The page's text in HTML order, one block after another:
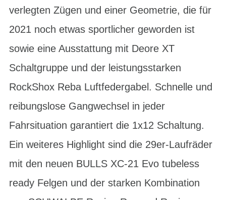
verlegten Zügen und einer Geometrie, die für
2021 noch etwas sportlicher geworden ist
sowie eine Ausstattung mit Deore XT
Schaltgruppe und der leistungsstarken
RockShox Reba Luftfedergabel. Schnelle und
reibungslose Gangwechsel in jeder
Fahrsituation garantiert die 1x12 Schaltung.
Ein weiteres Highlight sind die 29er-Laufräder
mit den neuen BULLS XC-21 Evo tubeless
ready Felgen und der starken Kombination